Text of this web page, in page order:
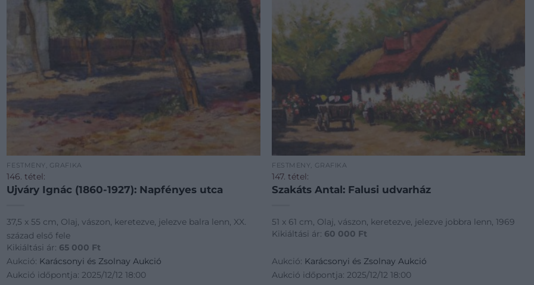
FESTMÉNY, GRAFIKA
146. tétel:
Ujváry Ignác (1860-1927): Napfényes utca
37,5 x 55 cm, Olaj, vászon, keretezve, jelezve balra lenn, XX.
század első fele
Kikiáltási ár: 65 000 Ft
Aukció: Karácsonyi és Zsolnay Aukció
Aukció időpontja: 2025/12/12 18:00
FESTMÉNY, GRAFIKA
147. tétel:
Szakáts Antal: Falusi udvarház
51 x 61 cm, Olaj, vászon, keretezve, jelezve jobbra lenn, 1969
Kikiáltási ár: 60 000 Ft
Aukció: Karácsonyi és Zsolnay Aukció
Aukció időpontja: 2025/12/12 18:00